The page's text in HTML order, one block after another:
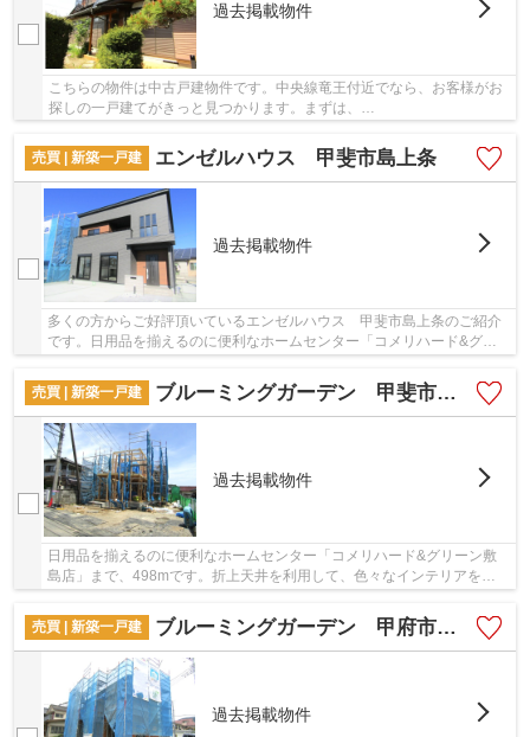
過去掲載物件
こちらの物件は中古戸建物件です。中央線竜王付近でなら、お客様がお
探しの一戸建てがきっと見つかります。まずは、
売買 | 新築一戸建
エンゼルハウス 甲斐市島上条
過去掲載物件
多くの方からご好評頂いているエンゼルハウス 甲斐市島上条のご紹介
です。日用品を揃えるのに便利なホームセンター「コメリハード&グリ
売買 | 新築一戸建
ブルーミングガーデン 甲斐市島上条
過去掲載物件
日用品を揃えるのに便利なホームセンター「コメリハード&グリーン敷
島店」まで、498mです。折上天井を利用して、色々なインテリアを楽
売買 | 新築一戸建
ブルーミングガーデン 甲府市千塚5丁目
過去掲載物件